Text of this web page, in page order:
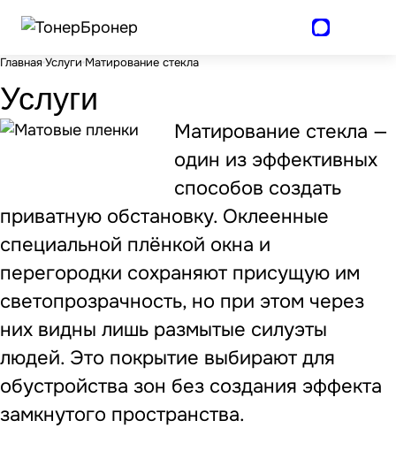
Главная Услуги Матирование стекла
Услуги
Матирование стекла —
один из эффективных
способов создать
приватную обстановку. Оклеенные
специальной плёнкой окна и
перегородки сохраняют присущую им
светопрозрачность, но при этом через
них видны лишь размытые силуэты
людей. Это покрытие выбирают для
обустройства зон без создания эффекта
замкнутого пространства.